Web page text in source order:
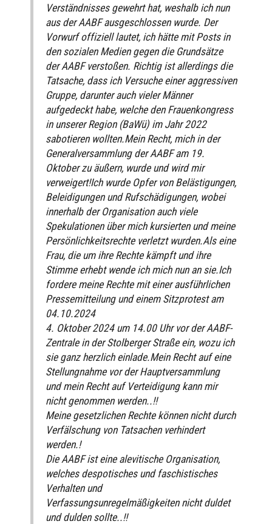
Verständnisses gewehrt hat, weshalb ich nun
aus der AABF ausgeschlossen wurde. Der
Vorwurf offiziell lautet, ich hätte mit Posts in
den sozialen Medien gegen die Grundsätze
der AABF verstoßen. Richtig ist allerdings die
Tatsache, dass ich Versuche einer aggressiven
Gruppe, darunter auch vieler Männer
aufgedeckt habe, welche den Frauenkongress
in unserer Region (BaWü) im Jahr 2022
sabotieren wollten.Mein Recht, mich in der
Generalversammlung der AABF am 19.
Oktober zu äußern, wurde und wird mir
verweigert!Ich wurde Opfer von Belästigungen,
Beleidigungen und Rufschädigungen, wobei
innerhalb der Organisation auch viele
Spekulationen über mich kursierten und meine
Persönlichkeitsrechte verletzt wurden.Als eine
Frau, die um ihre Rechte kämpft und ihre
Stimme erhebt wende ich mich nun an sie.Ich
fordere meine Rechte mit einer ausführlichen
Pressemitteilung und einem Sitzprotest am
04.10.2024
4. Oktober 2024 um 14.00 Uhr vor der AABF-
Zentrale in der Stolberger Straße ein, wozu ich
sie ganz herzlich einlade.Mein Recht auf eine
Stellungnahme vor der Hauptversammlung
und mein Recht auf Verteidigung kann mir
nicht genommen werden..!!
Meine gesetzlichen Rechte können nicht durch
Verfälschung von Tatsachen verhindert
werden.!
Die AABF ist eine alevitische Organisation,
welches despotisches und faschistisches
Verhalten und
Verfassungsunregelmäßigkeiten nicht duldet
und dulden sollte..!!